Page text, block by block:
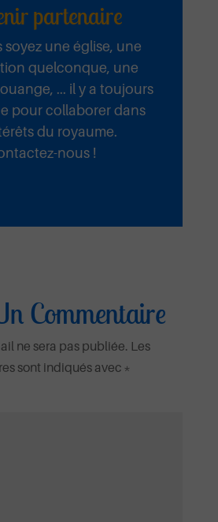
partenaire
soyez une église, une
quelconque, une
... il y a toujours
pour collaborer dans
du royaume.
nous !
Commentaire
ne sera pas publiée. Les
sont indiqués avec *